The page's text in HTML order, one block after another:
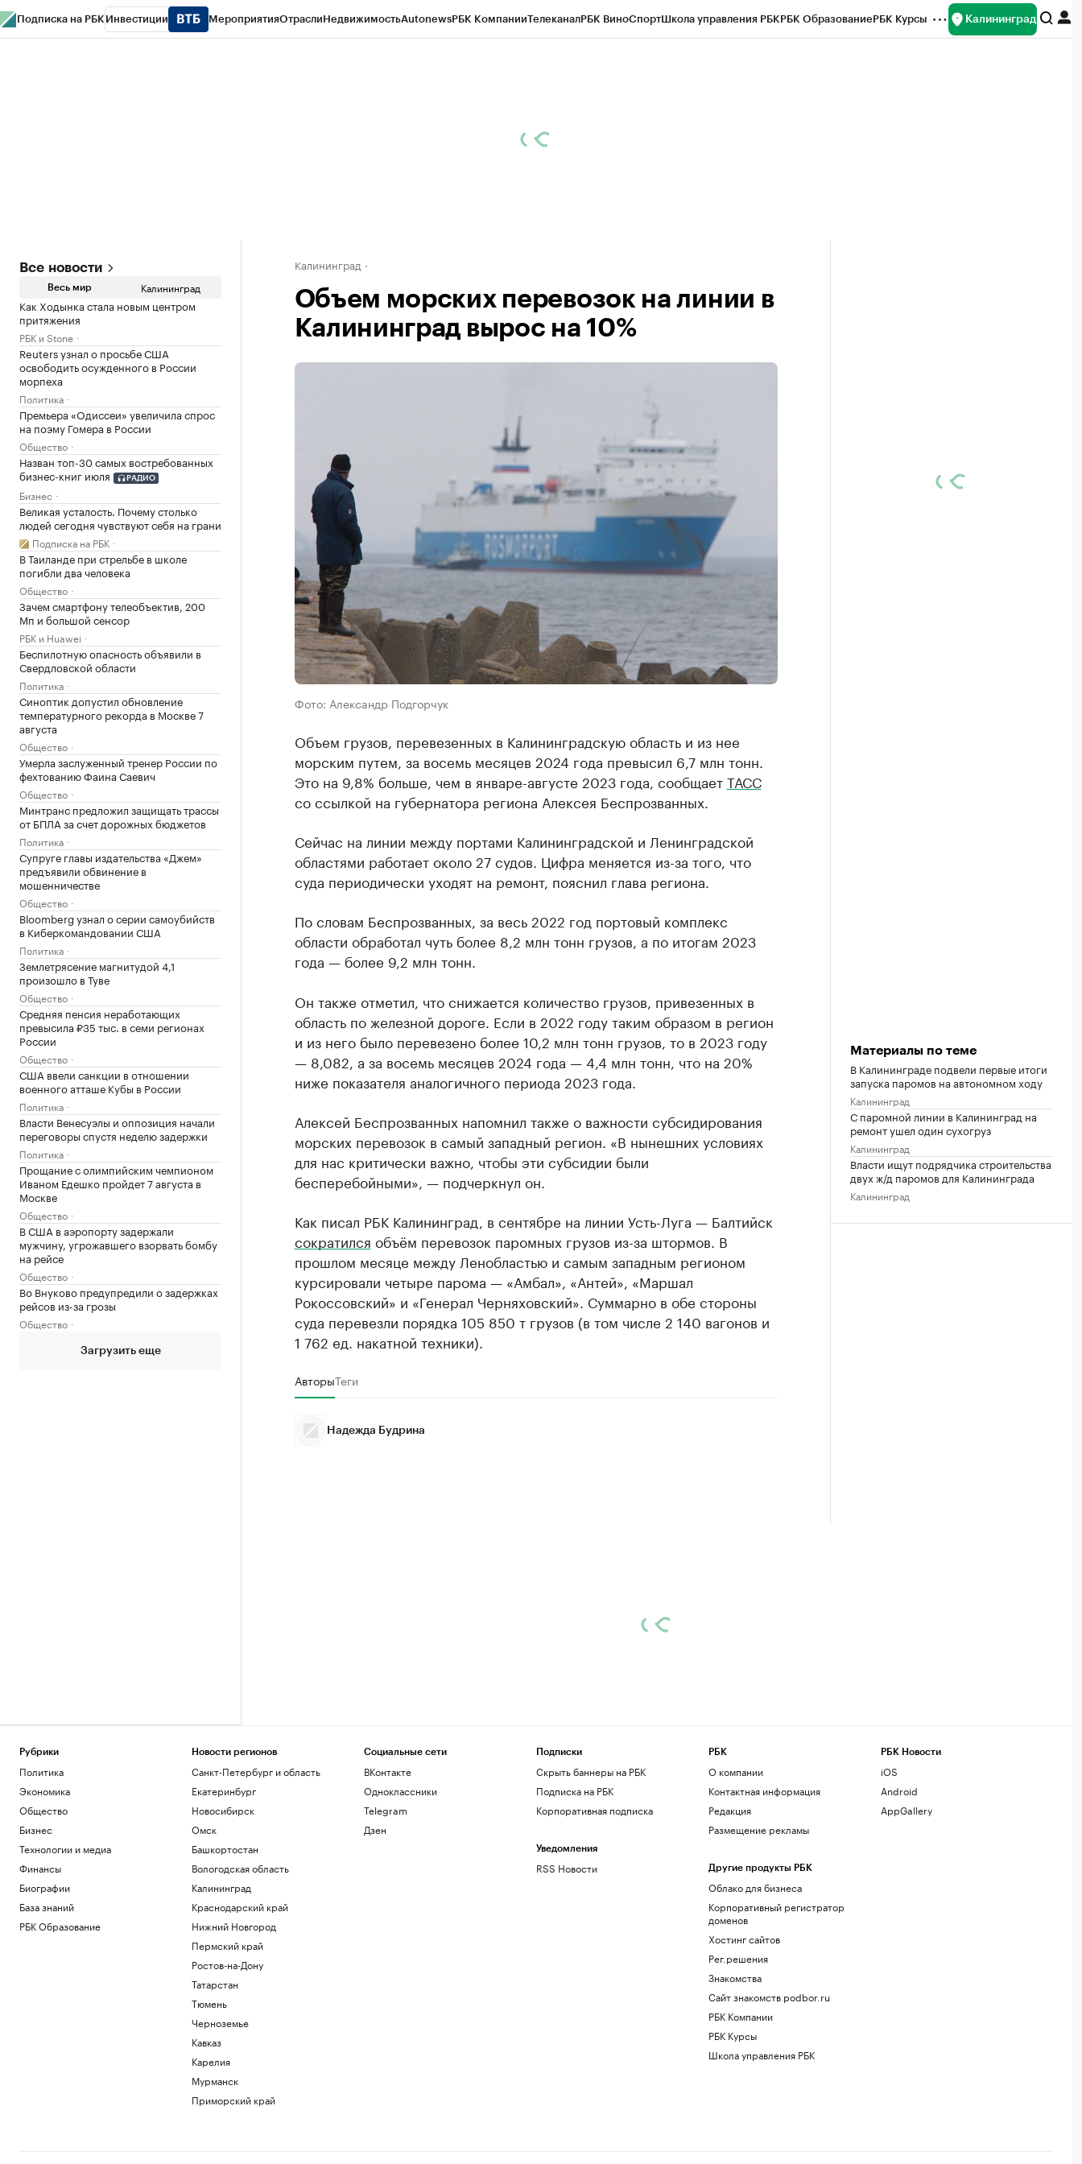
Подписка на РБК Инвестиции МероприятияОтраслиНедвижимостьAutonewsРБК КомпанииТелеканалРБК ВиноСпортШкола управления РБКРБК ОбразованиеРБК Курсы Калининград
Все новости
Весь мир Калининград
Как Ходынка стала новым центром
притяжения
РБК и Stone
Reuters узнал о просьбе США
освободить осужденного в России
морпеха
Политика
Премьера «Одиссеи» увеличила спрос
на поэму Гомера в России
Общество
Назван топ-30 самых востребованных
бизнес-книг июля
РАДИО
Бизнес
Великая усталость. Почему столько
людей сегодня чувствуют себя на грани
Подписка на РБК
В Таиланде при стрельбе в школе
погибли два человека
Общество
Зачем смартфону телеобъектив, 200
Мп и большой сенсор
РБК и Huawei
Беспилотную опасность объявили в
Свердловской области
Политика
Синоптик допустил обновление
температурного рекорда в Москве 7
августа
Общество
Умерла заслуженный тренер России по
фехтованию Фаина Саевич
Общество
Минтранс предложил защищать трассы
от БПЛА за счет дорожных бюджетов
Политика
Супруге главы издательства «Джем»
предъявили обвинение в
мошенничестве
Общество
Bloomberg узнал о серии самоубийств
в Киберкомандовании США
Политика
Землетрясение магнитудой 4,1
произошло в Туве
Общество
Средняя пенсия неработающих
превысила ₽35 тыс. в семи регионах
России
Общество
США ввели санкции в отношении
военного атташе Кубы в России
Политика
Власти Венесуэлы и оппозиция начали
переговоры спустя неделю задержки
Политика
Прощание с олимпийским чемпионом
Иваном Едешко пройдет 7 августа в
Москве
Общество
В США в аэропорту задержали
мужчину, угрожавшего взорвать бомбу
на рейсе
Общество
Во Внуково предупредили о задержках
рейсов из-за грозы
Общество
Загрузить еще
Калининград
Объем морских перевозок на линии в
Калининград вырос на 10%
Фото: Александр Подгорчук
Объем грузов, перевезенных в Калининградскую область и из нее
морским путем, за восемь месяцев 2024 года превысил 6,7 млн тонн.
Это на 9,8% больше, чем в январе-августе 2023 года, сообщаетТАСС
со ссылкой на губернатора региона Алексея Беспрозванных.
Сейчас на линии между портами Калининградской и Ленинградской
областями работает около 27 судов. Цифра меняется из-за того, что
суда периодически уходят на ремонт, пояснил глава региона.
По словам Беспрозванных, за весь 2022 год портовый комплекс
области обработал чуть более 8,2 млн тонн грузов, а по итогам 2023
года — более 9,2 млн тонн.
Он также отметил, что снижается количество грузов, привезенных в
область по железной дороге. Если в 2022 году таким образом в регион
и из него было перевезено более 10,2 млн тонн грузов, то в 2023 году
— 8,082, а за восемь месяцев 2024 года — 4,4 млн тонн, что на 20%
ниже показателя аналогичного периода 2023 года.
Алексей Беспрозванных напомнил также о важности субсидирования
морских перевозок в самый западный регион. «В нынешних условиях
для нас критически важно, чтобы эти субсидии были
бесперебойными», — подчеркнул он.
Как писал РБК Калининград, в сентябре на линии Усть-Луга — Балтийск
сократился объём перевозок паромных грузов из-за штормов. В
прошлом месяце между Ленобластью и самым западным регионом
курсировали четыре парома — «Амбал», «Антей», «Маршал
Рокоссовский» и «Генерал Черняховский». Суммарно в обе стороны
суда перевезли порядка 105 850 т грузов (в том числе 2 140 вагонов и
1 762 ед. накатной техники).
АвторыТеги
Надежда Будрина
Материалы по теме
В Калининграде подвели первые итоги
запуска паромов на автономном ходу
Калининград
С паромной линии в Калининград на
ремонт ушел один сухогруз
Калининград
Власти ищут подрядчика строительства
двух ж/д паромов для Калининграда
Калининград
Рубрики
Политика
Экономика
Общество
Бизнес
Технологии и медиа
Финансы
Биографии
База знаний
РБК Образование
Новости регионов
Санкт-Петербург и область
Екатеринбург
Новосибирск
Омск
Башкортостан
Вологодская область
Калининград
Краснодарский край
Нижний Новгород
Пермский край
Ростов-на-Дону
Татарстан
Тюмень
Черноземье
Кавказ
Карелия
Мурманск
Приморский край
Социальные сети
ВКонтакте
Одноклассники
Telegram
Дзен
Подписки
Скрыть баннеры на РБК
Подписка на РБК
Корпоративная подписка
Уведомления
RSS Новости
РБК
О компании
Контактная информация
Редакция
Размещение рекламы
Другие продукты РБК
Облако для бизнеса
Корпоративный регистратор
доменов
Хостинг сайтов
Рег.решения
Знакомства
Сайт знакомств podbor.ru
РБК Компании
РБК Курсы
Школа управления РБК
РБК Новости
iOS
Android
AppGallery